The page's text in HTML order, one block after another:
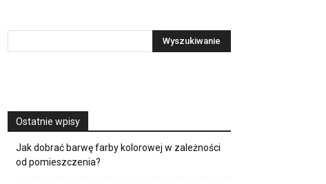
Ostatnie wpisy
Jak dobrać barwę farby kolorowej w zależności
od pomieszczenia?